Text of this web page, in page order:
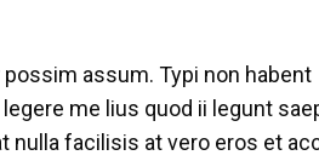
assum. Typi non habent
me lius quod ii legunt
nulla facilisis at vero eros et